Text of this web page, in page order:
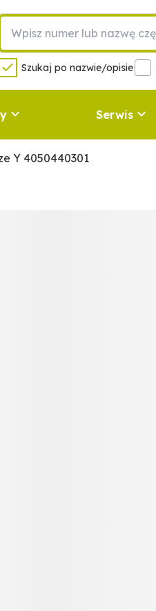
Szukaj po nazwie/opisie
Serwis
Y 4050440301